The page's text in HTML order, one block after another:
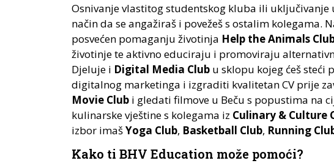
Osnivanje vlastitog studentskog kluba ili uključivanje
način da se angažiraš i povežeš s ostalim kolegama.
posvećen pomaganju životinja Help the Animals
životinje te aktivno educiraju i promoviraju
Djeluje i Digital Media Club u sklopu kojeg ćeš steći
digitalnog marketinga i izgraditi kvalitetan CV prije
Movie Club i gledati filmove u Beču s popustima na
kulinarske vještine s kolegama iz Culinary & Culture
izbor imašYoga Club, Basketball Club, Running
Kako ti BHV Education može pomoći?